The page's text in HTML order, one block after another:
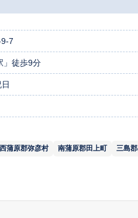
7
」徒歩9分
西蒲原郡弥彦村 南蒲原郡田上町 三島